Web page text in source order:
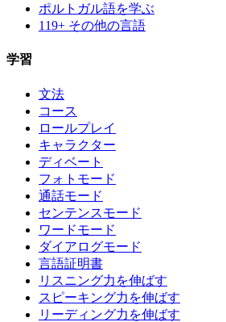
ポルトガル語を学ぶ
119+ その他の言語
学習
文法
コース
ロールプレイ
キャラクター
ディベート
フォトモード
通話モード
センテンスモード
ワードモード
ダイアログモード
言語証明書
リスニング力を伸ばす
スピーキング力を伸ばす
リーディング力を伸ばす